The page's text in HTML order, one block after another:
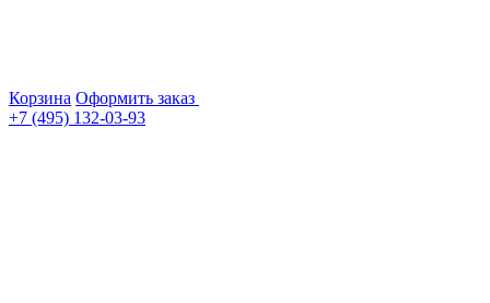
Корзина Оформить заказ
+7 (495) 132-03-93